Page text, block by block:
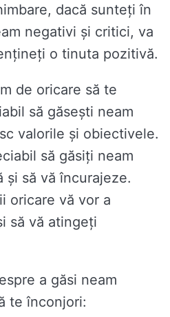
dacă sunteți în
negativi și critici, va
o tinuta pozitivă.
de oricare să te
să găsești neam
valorile și obiectivele.
să găsiți neam
și să vă încurajeze.
oricare vă vor a
să vă atingeți
a găsi neam
te înconjori: